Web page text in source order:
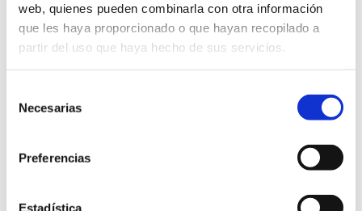
web, quienes pueden combinarla con otra información
que les haya proporcionado o que hayan recopilado a
partir del uso que haya hecho de sus servicios.
Necesarias
Preferencias
Estadística
Información sobre la aprobación
Expediente de aprobación: 1379781N
Decreto de aprobación: 5082
Información sobre el documento:
Tipo documental: Solicitud
Tipo de firma: Certificado electrónico, Firma manual
auténtica de documento papel
Origen: Ciudadano
Nombre común: Pdf